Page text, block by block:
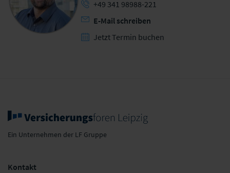
+49 341 98988-221
E-Mail schreiben
Jetzt Termin buchen
Ein Unternehmen der LF Gruppe
Kontakt